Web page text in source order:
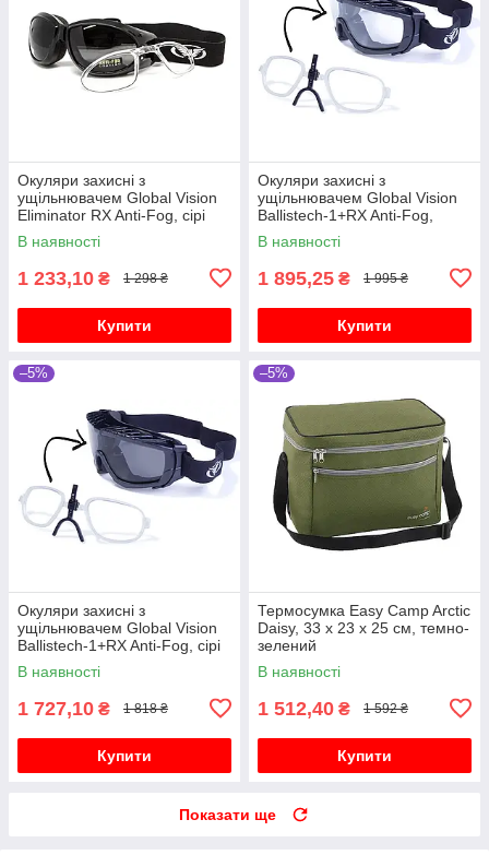
Окуляри захисні з
ущільнювачем Global Vision
Eliminator RX Anti-Fog, сірі
В наявності
1 233,10 ₴ 1 298 ₴
Купити
Окуляри захисні з
ущільнювачем Global Vision
Ballistech-1+RX Anti-Fog,
прозорі
В наявності
1 895,25 ₴ 1 995 ₴
Купити
–5%
Окуляри захисні з
ущільнювачем Global Vision
Ballistech-1+RX Anti-Fog, сірі
В наявності
1 727,10 ₴ 1 818 ₴
Купити
–5%
Термосумка Easy Camp Arctic
Daisy, 33 x 23 x 25 см, темно-
зелений
В наявності
1 512,40 ₴ 1 592 ₴
Купити
Показати ще